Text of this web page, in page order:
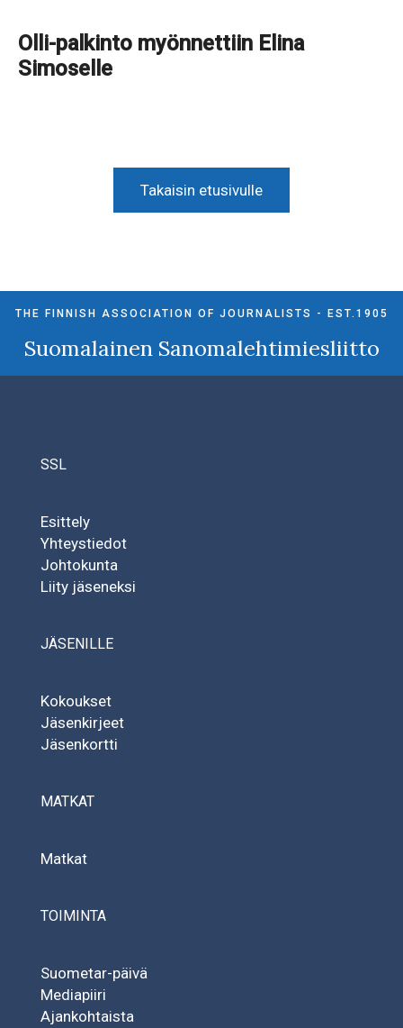
Olli-palkinto myönnettiin Elina
Simoselle
Takaisin etusivulle
THE FINNISH ASSOCIATION OF JOURNALISTS - EST.1905
Suomalainen Sanomalehtimiesliitto
SSL
Esittely
Yhteystiedot
Johtokunta
Liity jäseneksi
JÄSENILLE
Kokoukset
Jäsenkirjeet
Jäsenkortti
MATKAT
Matkat
TOIMINTA
Suometar-päivä
Mediapiiri
Ajankohtaista